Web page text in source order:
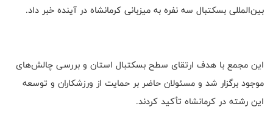
بین‌المللی بسکتبال سه نفره به میزبانی کرمانشاه در آینده خبر داد.
این مجمع با هدف ارتقای سطح بسکتبال استان و بررسی چالش‌های
موجود برگزار شد و مسئولان حاضر بر حمایت از ورزشکاران و توسعه
این رشته در کرمانشاه تأکید کردند.